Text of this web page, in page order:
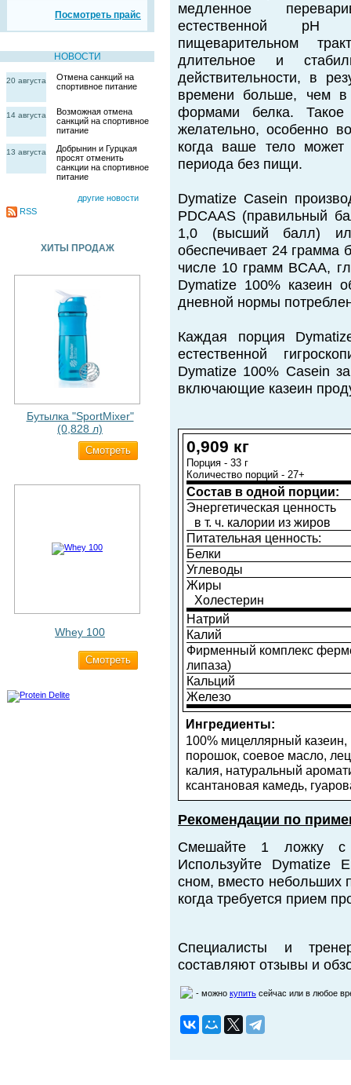
Посмотреть прайс
НОВОСТИ
20 августа
Отмена санкций на
спортивное питание
14 августа
Возможная отмена
санкций на спортивное
питание
13 августа
Добрынин и Гурцкая
просят отменить
санкции на спортивное
питание
другие новости
RSS
ХИТЫ ПРОДАЖ
Бутылка "SportMixer"
(0,828 л)
Cмотреть
Whey 100
Cмотреть
медленное
естественной рН
пищеварительном
длительное и
действительности, в
времени больше, чем
формами белка.
желательно, особенно
когда ваше тело может
периода без пищи.
Dymatize Casein
PDCAAS (правильный
1,0 (высший балл)
обеспечивает 24 грамма
числе 10 грамм BCAA,
Dymatize 100% казеин
дневной нормы
Каждая порция
естественной
Dymatize 100% Casein
включающие казеин
0,909 кг
Порция - 33 г
Количество порций - 27+
Состав в одной порции:
Энергетическая ценность
в т. ч. калории из жиров
Питательная ценность:
Белки
Углеводы
Жиры
Холестерин
Натрий
Калий
Фирменный комплекс
липаза)
Кальций
Железо
Ингредиенты:
100% мицеллярный казеин,
порошок, соевое масло,
калия, натуральный
ксантановая камедь,
Рекомендации по
Смешайте 1 ложку с
Используйте Dymatize
сном, вместо небольших
когда требуется прием
Специалисты и
составляют отзывы и
- можно купить сейчас или в любое